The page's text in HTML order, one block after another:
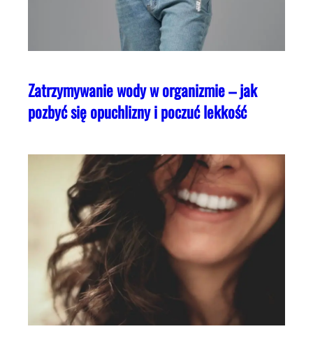
Zatrzymywanie wody w organizmie – jak
pozbyć się opuchlizny i poczuć lekkość